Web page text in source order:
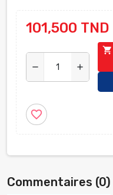
101,500 TND
remove add
shopping_cart
favorite_border
Commentaires (0)